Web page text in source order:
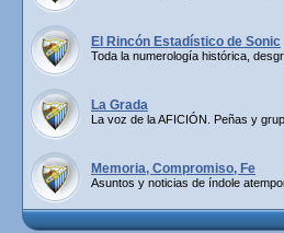
El Rincón Estadístico de Sonic
Toda la numerología histórica,
La Grada
La voz de la AFICIÓN. Peñas y
Memoria, Compromiso, Fe
Asuntos y noticias de índole